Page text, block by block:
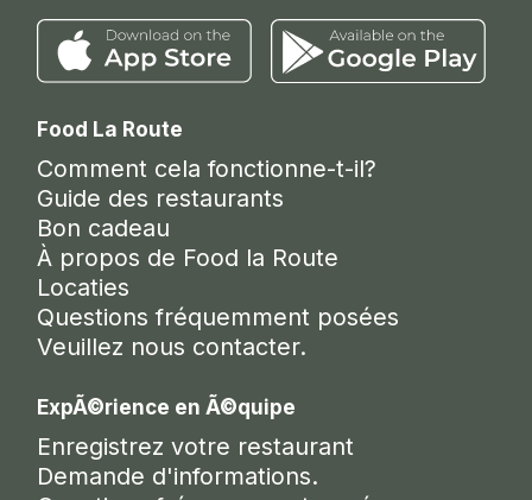
Food La Route
Comment cela fonctionne-t-il?
Guide des restaurants
Bon cadeau
À propos de Food la Route
Locaties
Questions fréquemment posées
Veuillez nous contacter.
ExpÃ©rience en Ã©quipe
Enregistrez votre restaurant
Demande d'informations.